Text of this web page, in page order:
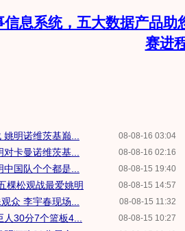
息系统，五大数据产品助
赛进
08-08-16 03:04
明诺维茨基巅...
08-08-16 02:16
卡曼诺维茨基...
08-08-15 19:40
国队个个都是...
08-08-15 14:57
棵松观战最爱姚明
08-08-15 11:32
众 李宇春现场...
08-08-15 10:27
30分7个篮板4...